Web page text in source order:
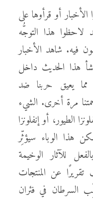
أو قرأوها على
لاحظوا هذا التوجُّه
فيه. شاهد الأخبار
هذا الحديث داخل
مما يعيق حربنا ضد
مرة أخرى. الشيء
الطيور، أو إنفلونزا
هذا الوباء سيؤثِّر
للآثار الوخيمة
تقريرًا عن المنتجات
السرطان في فئران